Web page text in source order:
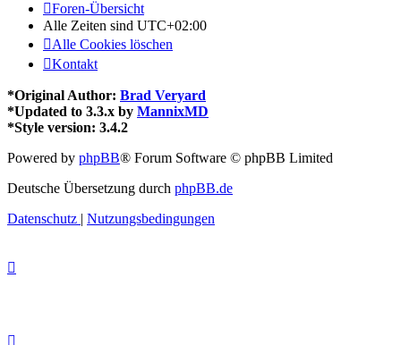
Foren-Übersicht
Alle Zeiten sind UTC+02:00
Alle Cookies löschen
Kontakt
*Original Author: Brad Veryard
*Updated to 3.3.x by MannixMD
*Style version: 3.4.2
Powered by phpBB® Forum Software © phpBB Limited
Deutsche Übersetzung durch phpBB.de
Datenschutz
Nutzungsbedingungen